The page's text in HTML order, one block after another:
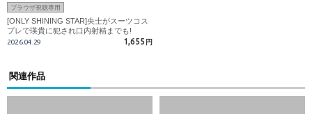
ブラウザ視聴専用
[ONLY SHINING STAR]央士がスーツコス
プレで瑛貴に犯され口内射精までも!
2026.04.29 1,655 円
関連作品